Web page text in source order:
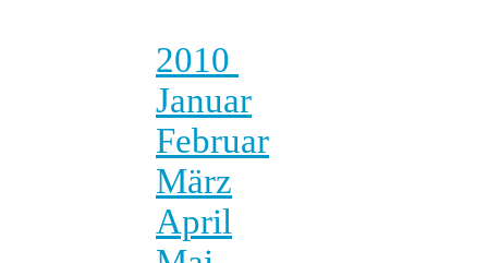
2010
Januar
Februar
März
April